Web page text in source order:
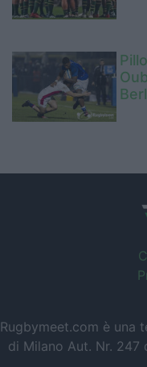
Rugbymeet.com è una
di Milano Aut. Nr. 247